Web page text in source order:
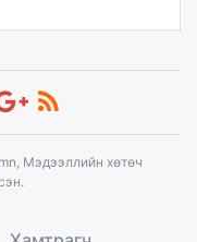
Мэдээллийн хөтөч